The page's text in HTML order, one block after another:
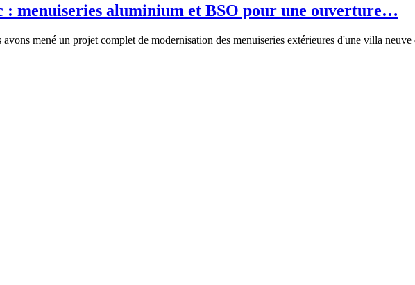
: menuiseries aluminium et BSO pour une ouverture…
mené un projet complet de modernisation des menuiseries extérieures d'une villa